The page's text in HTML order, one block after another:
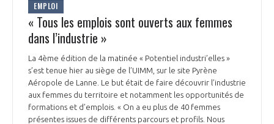
EMPLOI
« Tous les emplois sont ouverts aux femmes
dans l’industrie »
La 4ème édition de la matinée « Potentiel industri’elles »
s’est tenue hier au siège de l’UIMM, sur le site Pyrène
Aéropole de Lanne. Le but était de faire découvrir l’industrie
aux femmes du territoire et notamment les opportunités de
formations et d’emplois. « On a eu plus de 40 femmes
présentes issues de différents parcours et profils. Nous